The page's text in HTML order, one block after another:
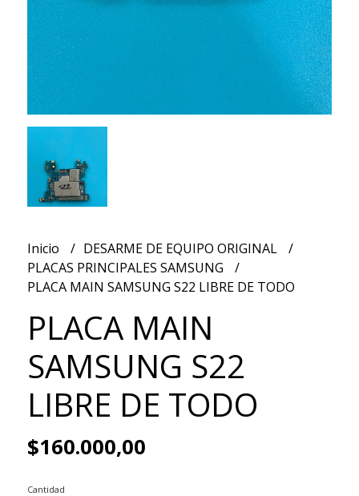
Inicio
DESARME DE EQUIPO ORIGINAL
PLACAS PRINCIPALES SAMSUNG
PLACA MAIN SAMSUNG S22 LIBRE DE TODO
PLACA MAIN
SAMSUNG S22
LIBRE DE TODO
$160.000,00
Cantidad